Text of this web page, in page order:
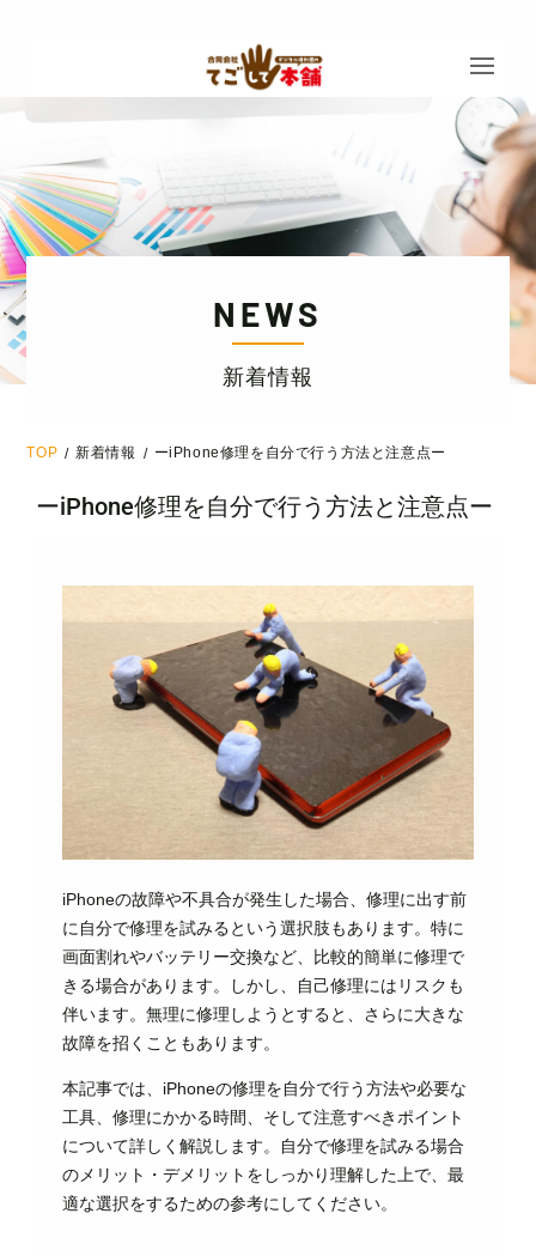
NEWS
新着情報
TOP / 新着情報 / ーiPhone修理を自分で行う方法と注意点ー
ーiPhone修理を自分で行う方法と注意点ー
iPhoneの故障や不具合が発生した場合、修理に出す前
に自分で修理を試みるという選択肢もあります。特に
画面割れやバッテリー交換など、比較的簡単に修理で
きる場合があります。しかし、自己修理にはリスクも
伴います。無理に修理しようとすると、さらに大きな
故障を招くこともあります。
本記事では、iPhoneの修理を自分で行う方法や必要な
工具、修理にかかる時間、そして注意すべきポイント
について詳しく解説します。自分で修理を試みる場合
のメリット・デメリットをしっかり理解した上で、最
適な選択をするための参考にしてください。